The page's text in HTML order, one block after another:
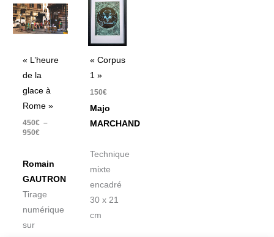
« L’heure
de la
glace à
Rome »
450€ –
950€
de
prix :
450€
à
Romain
GAUTRON
Tirage
numérique
sur
« Corpus
1 »
150€
Majo
MARCHAND
Technique
mixte
encadré
30 x 21
cm